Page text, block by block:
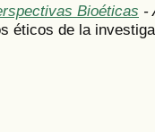
Bioéticas -
éticos de la